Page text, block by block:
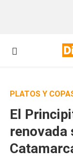
PLATOS Y
El
renovada